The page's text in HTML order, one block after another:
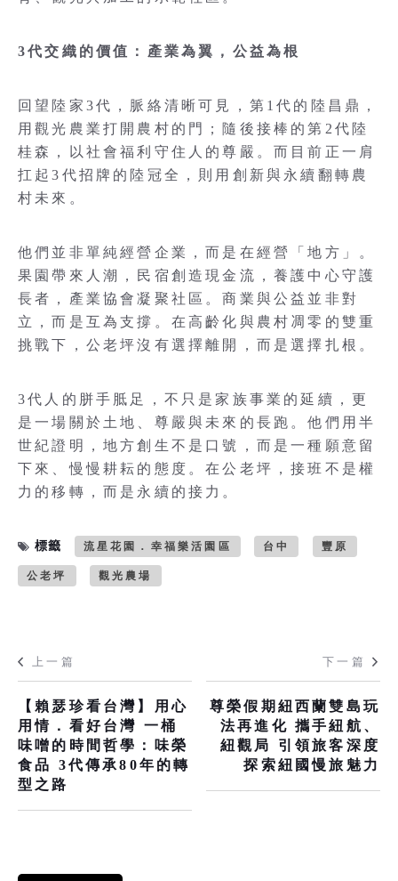
3代交織的價值：產業為翼，公益為根
回望陸家3代，脈絡清晰可見，第1代的陸昌鼎，
用觀光農業打開農村的門；隨後接棒的第2代陸
桂森，以社會福利守住人的尊嚴。而目前正一肩
扛起3代招牌的陸冠全，則用創新與永續翻轉農
村未來。
他們並非單純經營企業，而是在經營「地方」。
果園帶來人潮，民宿創造現金流，養護中心守護
長者，產業協會凝聚社區。商業與公益並非對
立，而是互為支撐。在高齡化與農村凋零的雙重
挑戰下，公老坪沒有選擇離開，而是選擇扎根。
3代人的胼手胝足，不只是家族事業的延續，更
是一場關於土地、尊嚴與未來的長跑。他們用半
世紀證明，地方創生不是口號，而是一種願意留
下來、慢慢耕耘的態度。在公老坪，接班不是權
力的移轉，而是永續的接力。
標籤 流星花園．幸福樂活園區 台中 豐原
公老坪 觀光農場
上一篇
【賴瑟珍看台灣】用心
用情．看好台灣 一桶
味噌的時間哲學：味榮
食品 3代傳承80年的轉
型之路
下一篇
尊榮假期紐西蘭雙島玩
法再進化 攜手紐航、
紐觀局 引領旅客深度
探索紐國慢旅魅力